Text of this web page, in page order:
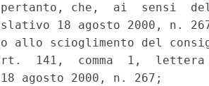
che,  ai  sensi
18 agosto 2000, n.
allo scioglimento del
141,  comma  1,
agosto 2000, n. 267;